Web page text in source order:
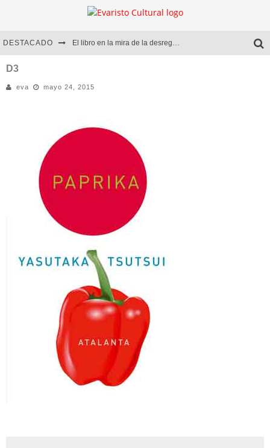
DESTACADO El libro en la mira de la desregulación
Diego Meret | Hotel Acapulco
D3
eva mayo 24, 2015